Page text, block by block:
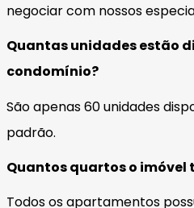
negociar com nossos
Quantas unidades estão
condomínio?
São apenas 60 unidades
padrão.
Quantos quartos o imóvel
Todos os apartamentos